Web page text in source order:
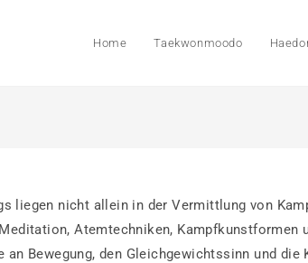
Home Taekwonmoodo
liegen nicht allein in der Vermittlung von
Atemtechniken, Kampfkunstformen
an Bewegung, den Gleichgewichtssinn und